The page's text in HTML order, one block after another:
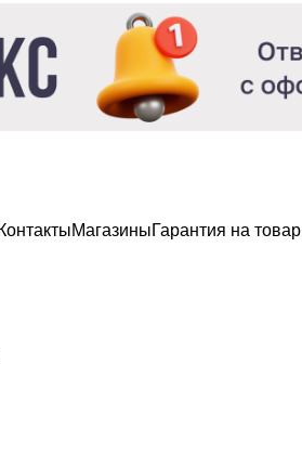
КонтактыМагазиныГарантия на товар